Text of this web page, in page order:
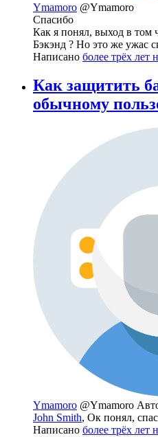
Ymamoro @Ymamoro
Спасибо
Как я понял, выход в том
Бэкэнд ? Но это же ужас
Написано более трёх лет
Как защитить
обычному
Ymamoro @Ymamoro
John Smith, Ок понял,
Написано более трёх лет